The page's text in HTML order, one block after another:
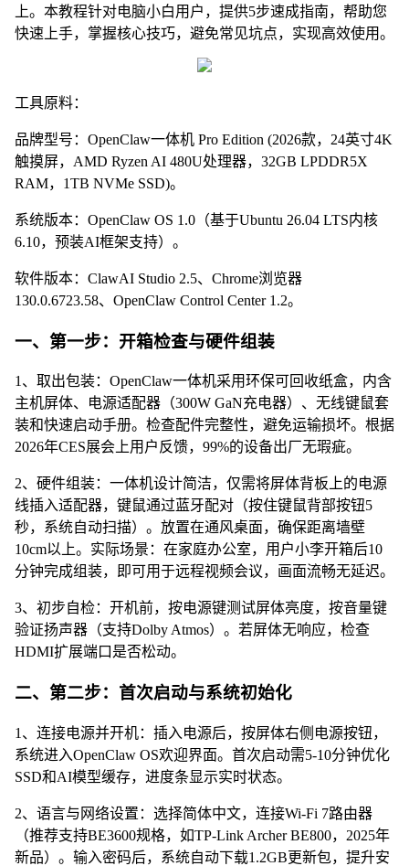
上。本教程针对电脑小白用户，提供5步速成指南，帮助您
快速上手，掌握核心技巧，避免常见坑点，实现高效使用。
工具原料：
品牌型号：OpenClaw一体机 Pro Edition (2026款，24英寸4K
触摸屏，AMD Ryzen AI 480U处理器，32GB LPDDR5X
RAM，1TB NVMe SSD)。
系统版本：OpenClaw OS 1.0（基于Ubuntu 26.04 LTS内核
6.10，预装AI框架支持）。
软件版本：ClawAI Studio 2.5、Chrome浏览器
130.0.6723.58、OpenClaw Control Center 1.2。
一、第一步：开箱检查与硬件组装
1、取出包装：OpenClaw一体机采用环保可回收纸盒，内含
主机屏体、电源适配器（300W GaN充电器）、无线键鼠套
装和快速启动手册。检查配件完整性，避免运输损坏。根据
2026年CES展会上用户反馈，99%的设备出厂无瑕疵。
2、硬件组装：一体机设计简洁，仅需将屏体背板上的电源
线插入适配器，键鼠通过蓝牙配对（按住键鼠背部按钮5
秒，系统自动扫描）。放置在通风桌面，确保距离墙壁
10cm以上。实际场景：在家庭办公室，用户小李开箱后10
分钟完成组装，即可用于远程视频会议，画面流畅无延迟。
3、初步自检：开机前，按电源键测试屏体亮度，按音量键
验证扬声器（支持Dolby Atmos）。若屏体无响应，检查
HDMI扩展端口是否松动。
二、第二步：首次启动与系统初始化
1、连接电源并开机：插入电源后，按屏体右侧电源按钮，
系统进入OpenClaw OS欢迎界面。首次启动需5-10分钟优化
SSD和AI模型缓存，进度条显示实时状态。
2、语言与网络设置：选择简体中文，连接Wi-Fi 7路由器
（推荐支持BE3600规格，如TP-Link Archer BE800，2025年
新品）。输入密码后，系统自动下载1.2GB更新包，提升安